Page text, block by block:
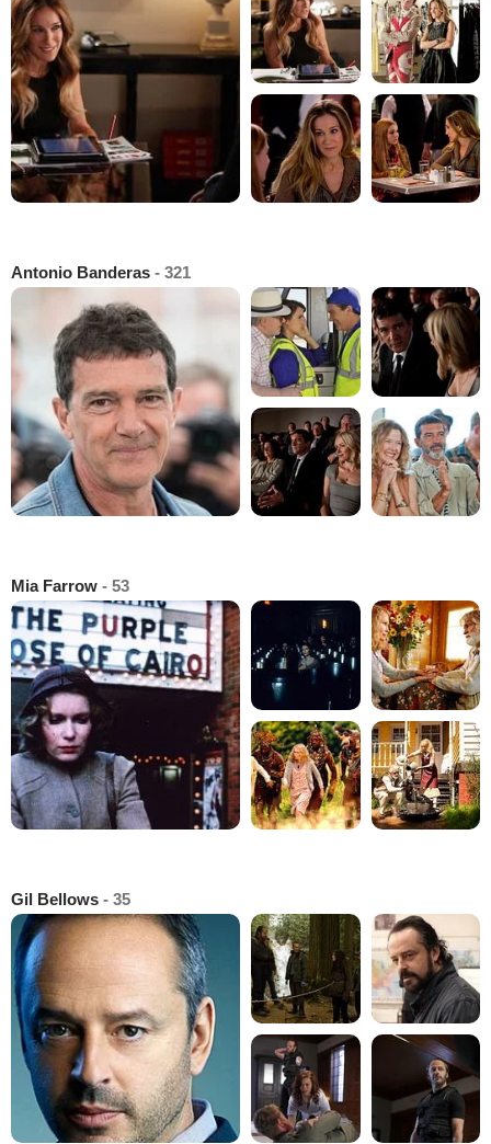
Antonio Banderas - 321
Mia Farrow - 53
Gil Bellows - 35